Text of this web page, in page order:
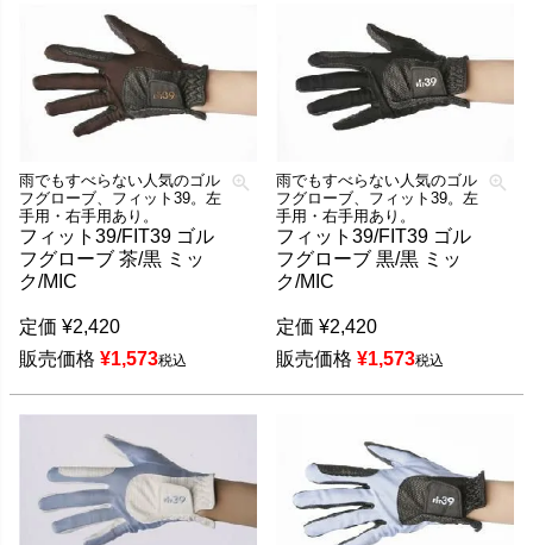
雨でもすべらない人気のゴル
フグローブ、フィット39。左
手用・右手用あり。
フィット39/FIT39 ゴル
フグローブ 茶/黒 ミッ
ク/MIC
定価 ¥2,420
販売価格 ¥1,573税込
雨でもすべらない人気のゴル
フグローブ、フィット39。左
手用・右手用あり。
フィット39/FIT39 ゴル
フグローブ 黒/黒 ミッ
ク/MIC
定価 ¥2,420
販売価格 ¥1,573税込